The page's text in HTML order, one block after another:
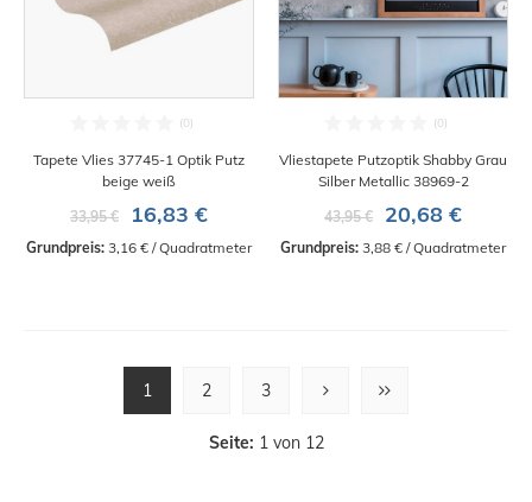
Tapete Vlies 37745-1 Optik Putz
beige weiß
33,95 €
16,83 €
Grundpreis: 3,16 € / Quadratmeter
Vliestapete Putzoptik Shabby Grau
Silber Metallic 38969-2
43,95 €
20,68 €
Grundpreis: 3,88 € / Quadratmeter
1 2 3
Seite: 1 von 12